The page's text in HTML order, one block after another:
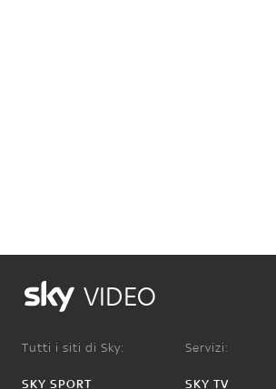
VIDEO
Tutti i siti di Sky:
SKY SPORT
Servizi:
SKY TV